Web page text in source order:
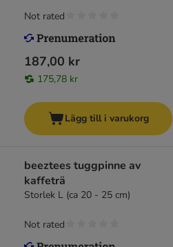
187,00 kr
175,78 kr
Not rated
Lägg till i varukorg
beeztees tuggpinne av
kaffeträ
Storlek L (ca 20 - 25 cm)
Not rated